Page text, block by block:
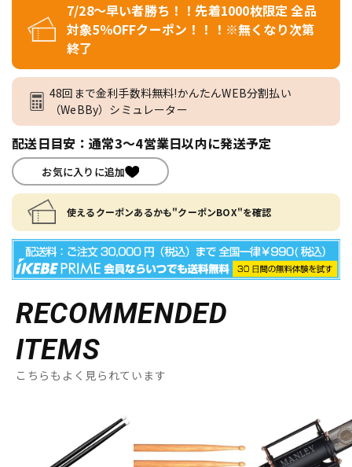
7/28～早い者勝ち！！先着1000枚限定 全品
対象5％OFFクーポン！！！※無くなり次第
終了
48回まで金利手数料無料!かんたんWEB分割払い
（WeBBy）シミュレーター
配送日目安：通常3～4営業日以内に発送予定
お気に入りに追加
使えるクーポンあるかも"クーポンBOX"を確認
RECOMMENDED
ITEMS
こちらもよく見られています